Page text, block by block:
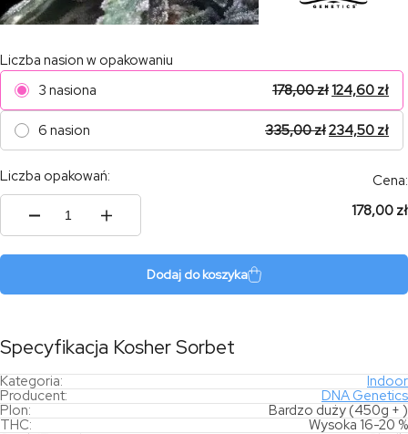
Liczba nasion w opakowaniu
3 nasiona
178,00zł124,60 zł
6 nasion 335,00zł234,50 zł
Liczba opakowań:
ilość
Cena:
178,00 zł
Dodaj do koszyka
Specyfikacja Kosher Sorbet
Kategoria:
Indoor
Producent:
DNA Genetics
Plon:
Bardzo duży (450g + )
THC:
Wysoka 16-20 %